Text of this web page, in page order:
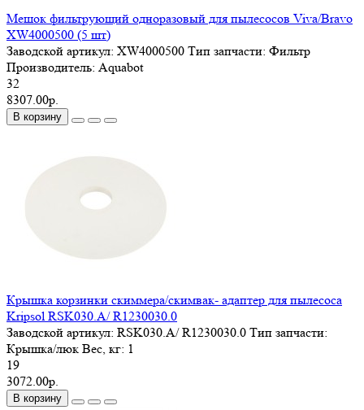
Мешок фильтрующий одноразовый для пылесосов Viva/Bravo
XW4000500 (5 шт)
Заводской артикул: XW4000500 Тип запчасти: Фильтр
Производитель: Aquabot
32
8307.00р.
В корзину
Крышка корзинки скиммера/скимвак- адаптер для пылесоса
Kripsol RSK030.A/ R1230030.0
Заводской артикул: RSK030.A/ R1230030.0 Тип запчасти:
Крышка/люк Вес, кг: 1
19
3072.00р.
В корзину